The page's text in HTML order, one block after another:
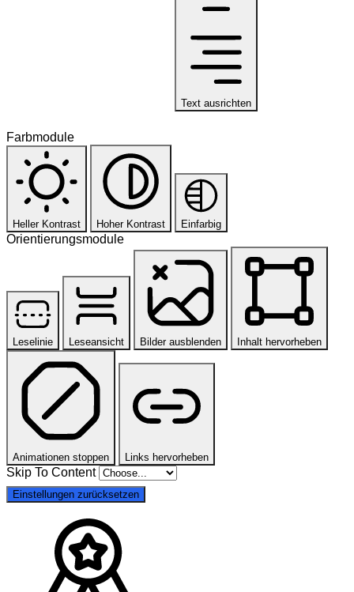
Text ausrichten
Farbmodule
Heller Kontrast Hoher Kontrast Einfarbig
Orientierungsmodule
Leselinie Leseansicht Bilder ausblenden Inhalt hervorheben
Animationen stoppen Links hervorheben
Skip To Content
Einstellungen zurücksetzen